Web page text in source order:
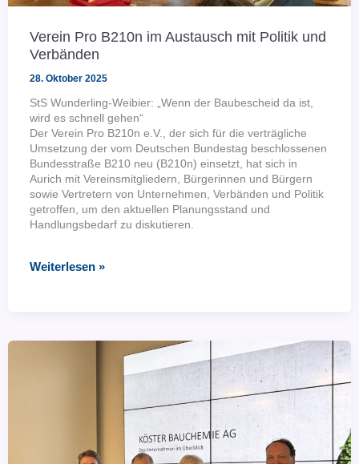
Verein Pro B210n im Austausch mit Politik und
Verbänden
28. Oktober 2025
StS Wunderling-Weibier: „Wenn der Baubescheid da ist,
wird es schnell gehen“
Der Verein Pro B210n e.V., der sich für die verträgliche
Umsetzung der vom Deutschen Bundestag beschlossenen
Bundesstraße B210 neu (B210n) einsetzt, hat sich in
Aurich mit Vereinsmitgliedern, Bürgerinnen und Bürgern
sowie Vertretern von Unternehmen, Verbänden und Politik
getroffen, um den aktuellen Planungsstand und
Handlungsbedarf zu diskutieren.
Verein
Weiterlesen »